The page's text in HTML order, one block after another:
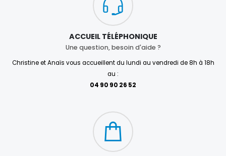
ACCUEIL TÉLÉPHONIQUE
Une question, besoin d'aide ?
Christine et Anaïs vous accueillent du lundi au vendredi de 8h à 18h
au :
04 90 90 26 52